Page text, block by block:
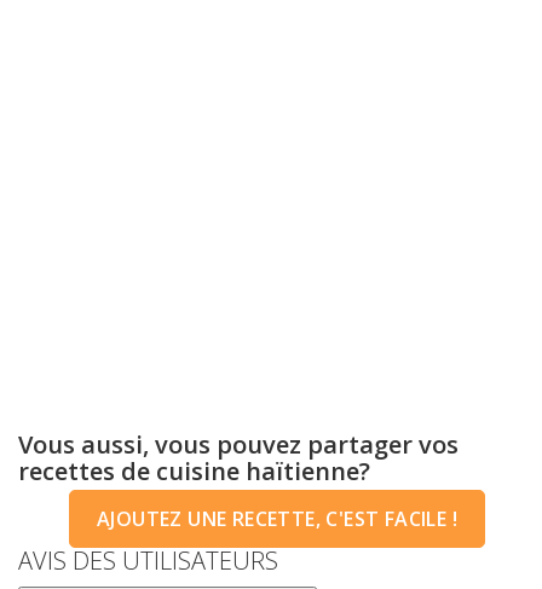
Vous aussi, vous pouvez partager vos
recettes de cuisine haïtienne?
AJOUTEZ UNE RECETTE, C'EST FACILE !
AVIS DES UTILISATEURS